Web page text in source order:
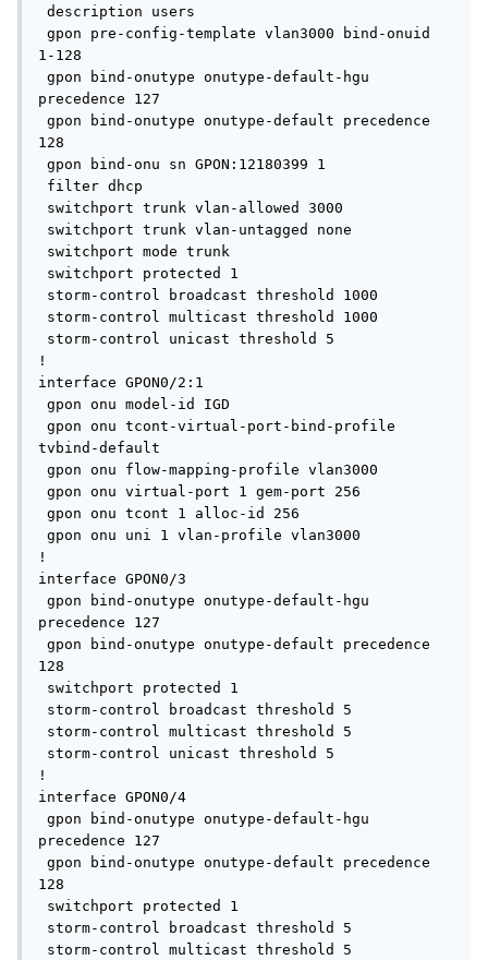
description users
gpon pre-config-template vlan3000 bind-onuid
1-128
gpon bind-onutype onutype-default-hgu
precedence 127
gpon bind-onutype onutype-default precedence
128
gpon bind-onu sn GPON:12180399 1
filter dhcp
switchport trunk vlan-allowed 3000
switchport trunk vlan-untagged none
switchport mode trunk
switchport protected 1
storm-control broadcast threshold 1000
storm-control multicast threshold 1000
storm-control unicast threshold 5
!
interface GPON0/2:1
gpon onu model-id IGD
gpon onu tcont-virtual-port-bind-profile
tvbind-default
gpon onu flow-mapping-profile vlan3000
gpon onu virtual-port 1 gem-port 256
gpon onu tcont 1 alloc-id 256
gpon onu uni 1 vlan-profile vlan3000
!
interface GPON0/3
gpon bind-onutype onutype-default-hgu
precedence 127
gpon bind-onutype onutype-default precedence
128
switchport protected 1
storm-control broadcast threshold 5
storm-control multicast threshold 5
storm-control unicast threshold 5
!
interface GPON0/4
gpon bind-onutype onutype-default-hgu
precedence 127
gpon bind-onutype onutype-default precedence
128
switchport protected 1
storm-control broadcast threshold 5
storm-control multicast threshold 5